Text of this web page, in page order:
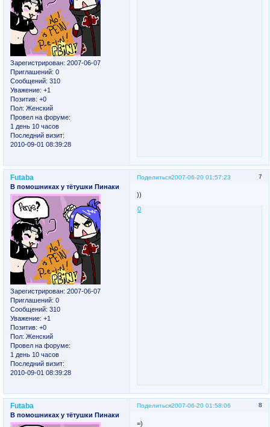
Зарегистрирован: 2007-06-07
Приглашений: 0
Сообщений: 310
Уважение: +1
Позитив: +0
Пол: Женский
Провел на форуме:
1 день 10 часов
Последний визит:
2010-09-01 08:39:28
Поделиться 7
2007-06-20 01:57:23
Futaba
В помошниках у тётушки Пинаки
Зарегистрирован: 2007-06-07
Приглашений: 0
Сообщений: 310
Уважение: +1
Позитив: +0
Пол: Женский
Провел на форуме:
1 день 10 часов
Последний визит:
2010-09-01 08:39:28
))
0
Поделиться 8
2007-06-20 01:58:06
Futaba
В помошниках у тётушки Пинаки
=)